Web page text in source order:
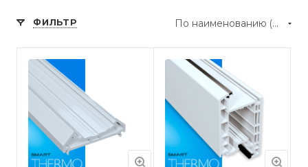
ФИЛЬТР По наименованию (А-Я)